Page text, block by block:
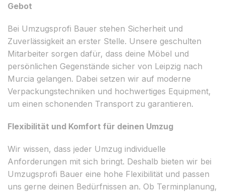
Gebot
Bei Umzugsprofi Bauer stehen Sicherheit und
Zuverlässigkeit an erster Stelle. Unsere geschulten
Mitarbeiter sorgen dafür, dass deine Möbel und
persönlichen Gegenstände sicher von Leipzig nach
Murcia gelangen. Dabei setzen wir auf moderne
Verpackungstechniken und hochwertiges Equipment,
um einen schonenden Transport zu garantieren.
Flexibilität und Komfort für deinen Umzug
Wir wissen, dass jeder Umzug individuelle
Anforderungen mit sich bringt. Deshalb bieten wir bei
Umzugsprofi Bauer eine hohe Flexibilität und passen
uns gerne deinen Bedürfnissen an. Ob Terminplanung,